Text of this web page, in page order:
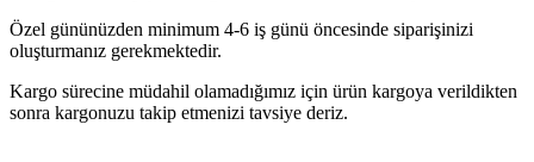
Özel gününüzden minimum 4-6 iş günü öncesinde siparişinizi
oluşturmanız gerekmektedir.
Kargo sürecine müdahil olamadığımız için ürün kargoya verildikten
sonra kargonuzu takip etmenizi tavsiye deriz.